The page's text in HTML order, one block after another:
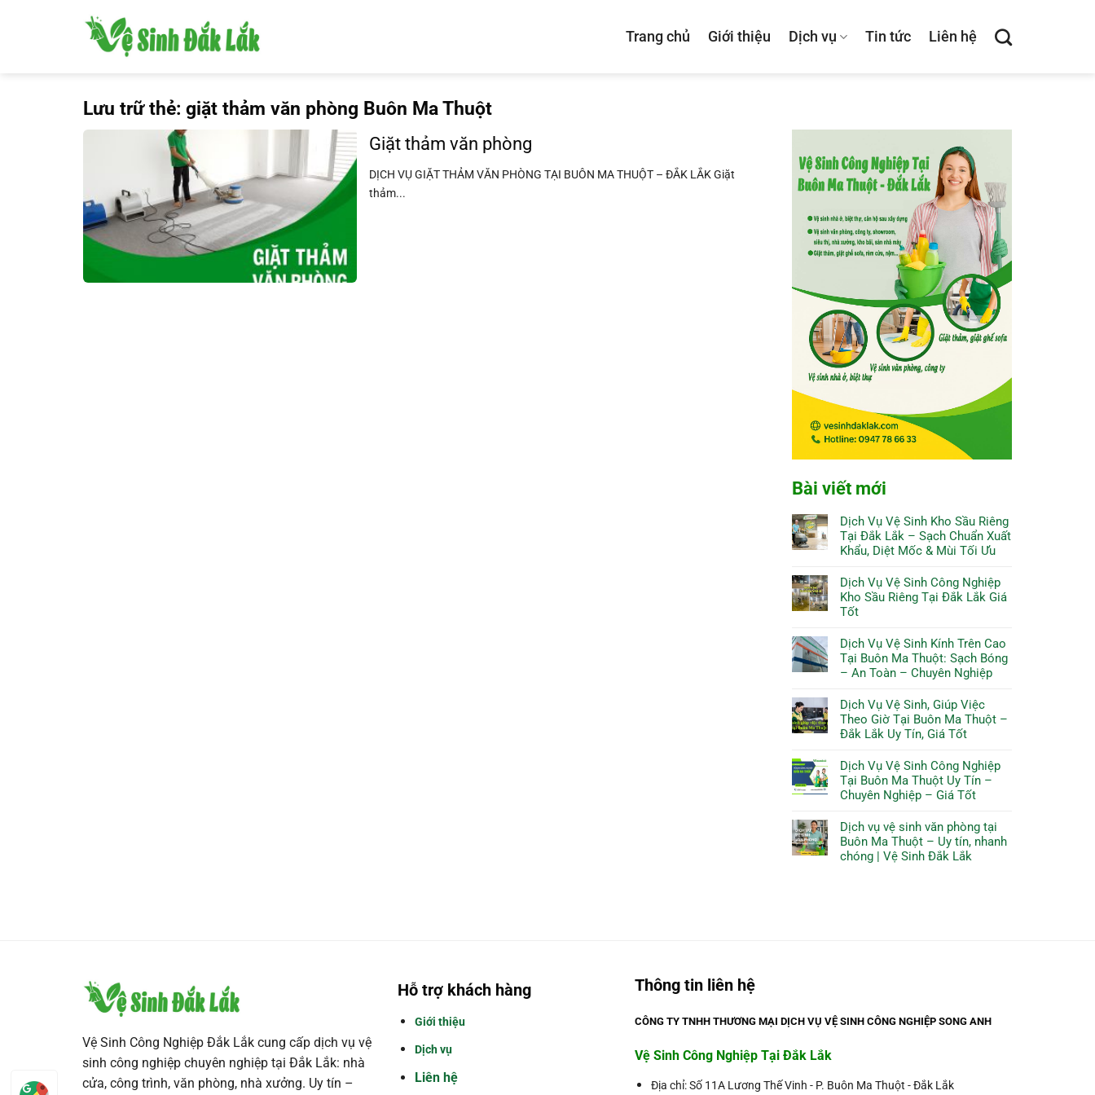
Trang chủ Giới thiệu Dịch vụ Tin tức Liên hệ
Lưu trữ thẻ: giặt thảm văn phòng Buôn Ma Thuột
Giặt thảm văn phòng
DỊCH VỤ GIẶT THẢM VĂN PHÒNG TẠI BUÔN MA THUỘT – ĐẮK LẮK Giặt
thảm...
Bài viết mới
Dịch Vụ Vệ Sinh Kho Sầu Riêng
Tại Đắk Lắk – Sạch Chuẩn Xuất
Khẩu, Diệt Mốc & Mùi Tối Ưu
Dịch Vụ Vệ Sinh Công Nghiệp
Kho Sầu Riêng Tại Đắk Lắk Giá
Tốt
Dịch Vụ Vệ Sinh Kính Trên Cao
Tại Buôn Ma Thuột: Sạch Bóng
– An Toàn – Chuyên Nghiệp
Dịch Vụ Vệ Sinh, Giúp Việc
Theo Giờ Tại Buôn Ma Thuột –
Đắk Lắk Uy Tín, Giá Tốt
Dịch Vụ Vệ Sinh Công Nghiệp
Tại Buôn Ma Thuột Uy Tín –
Chuyên Nghiệp – Giá Tốt
Dịch vụ vệ sinh văn phòng tại
Buôn Ma Thuột – Uy tín, nhanh
chóng | Vệ Sinh Đắk Lắk
Vệ Sinh Công Nghiệp Đắk Lắk cung cấp dịch vụ vệ
sinh công nghiệp chuyên nghiệp tại Đắk Lắk: nhà
cửa, công trình, văn phòng, nhà xưởng. Uy tín –
Hỗ trợ khách hàng
Giới thiệu
Dịch vụ
Liên hệ
Thông tin liên hệ
CÔNG TY TNHH THƯƠNG MẠI DỊCH VỤ VỆ SINH CÔNG NGHIỆP SONG ANH
Vệ Sinh Công Nghiệp Tại Đắk Lắk
Địa chỉ: Số 11A Lương Thế Vinh - P. Buôn Ma Thuột - Đắk Lắk